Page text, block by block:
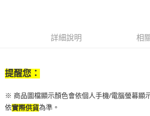
２．關於個人資料處理事宜，請瀏覽以下網址：
３．未成年的使用者請事先徵得法定代理人或監護人
「AFTEE先享後付」，若未經同意申辦者引起之損失
任。
付款後7-11取貨
每筆NT$65，滿NT$490(含以上)免運費
宅配(本島)
每筆NT$100，滿NT$790(含以上)免運費
詳細說明 相
提醒您：
※ 商品圖檔顯示顏色會依個人手機/電腦螢幕顯
依實際供貨為準。